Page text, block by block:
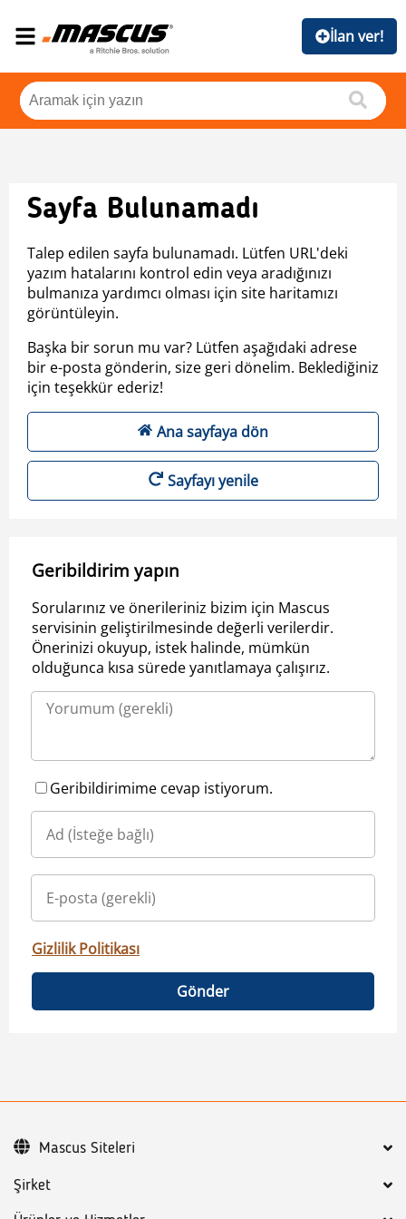
İlan ver!
Sayfa Bulunamadı
Talep edilen sayfa bulunamadı. Lütfen URL'deki
yazım hatalarını kontrol edin veya aradığınızı
bulmanıza yardımcı olması için site haritamızı
görüntüleyin.
Başka bir sorun mu var? Lütfen aşağıdaki adrese
bir e-posta gönderin, size geri dönelim. Beklediğiniz
için teşekkür ederiz!
Ana sayfaya dön
Sayfayı yenile
Geribildirim yapın
Sorularınız ve önerileriniz bizim için Mascus
servisinin geliştirilmesinde değerli verilerdir.
Önerinizi okuyup, istek halinde, mümkün
olduğunca kısa sürede yanıtlamaya çalışırız.
Geribildirimime cevap istiyorum.
Gizlilik Politikası
Gönder
Şirket
Mascus Siteleri